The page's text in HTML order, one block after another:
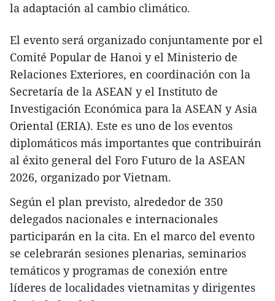
la adaptación al cambio climático.
El evento será organizado conjuntamente por el
Comité Popular de Hanoi y el Ministerio de
Relaciones Exteriores, en coordinación con la
Secretaría de la ASEAN y el Instituto de
Investigación Económica para la ASEAN y Asia
Oriental (ERIA). Este es uno de los eventos
diplomáticos más importantes que contribuirán
al éxito general del Foro Futuro de la ASEAN
2026, organizado por Vietnam.
Según el plan previsto, alrededor de 350
delegados nacionales e internacionales
participarán en la cita. En el marco del evento
se celebrarán sesiones plenarias, seminarios
temáticos y programas de conexión entre
líderes de localidades vietnamitas y dirigentes